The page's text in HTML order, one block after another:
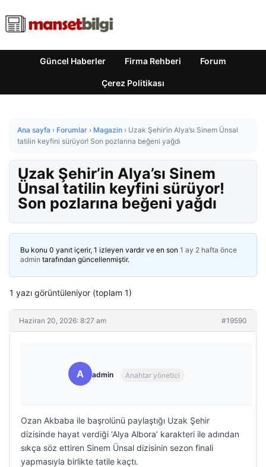
Güncel Haberler Firma Rehberi Forum
Çerez Politikası
Ana sayfa › Forumlar › Magazin › Uzak Şehir’in Alya’sı Sinem Ünsal
tatilin keyfini sürüyor! Son pozlarına beğeni yağdı
Uzak Şehir’in Alya’sı Sinem
Ünsal tatilin keyfini sürüyor!
Son pozlarına beğeni yağdı
Bu konu 0 yanıt içerir, 1 izleyen vardır ve en son 1 ay 2 hafta önce
admin tarafından güncellenmiştir.
1 yazı görüntüleniyor (toplam 1)
Haziran 20, 2026: 8:27 am #19590
A admin Anahtar yönetici
Ozan Akbaba ile başrolünü paylaştığı Uzak Şehir
dizisinde hayat verdiği ‘Alya Albora’ karakteri ile adından
sıkça söz ettiren Sinem Ünsal dizisinin sezon finali
yapmasıyla birlikte tatile kaçtı.